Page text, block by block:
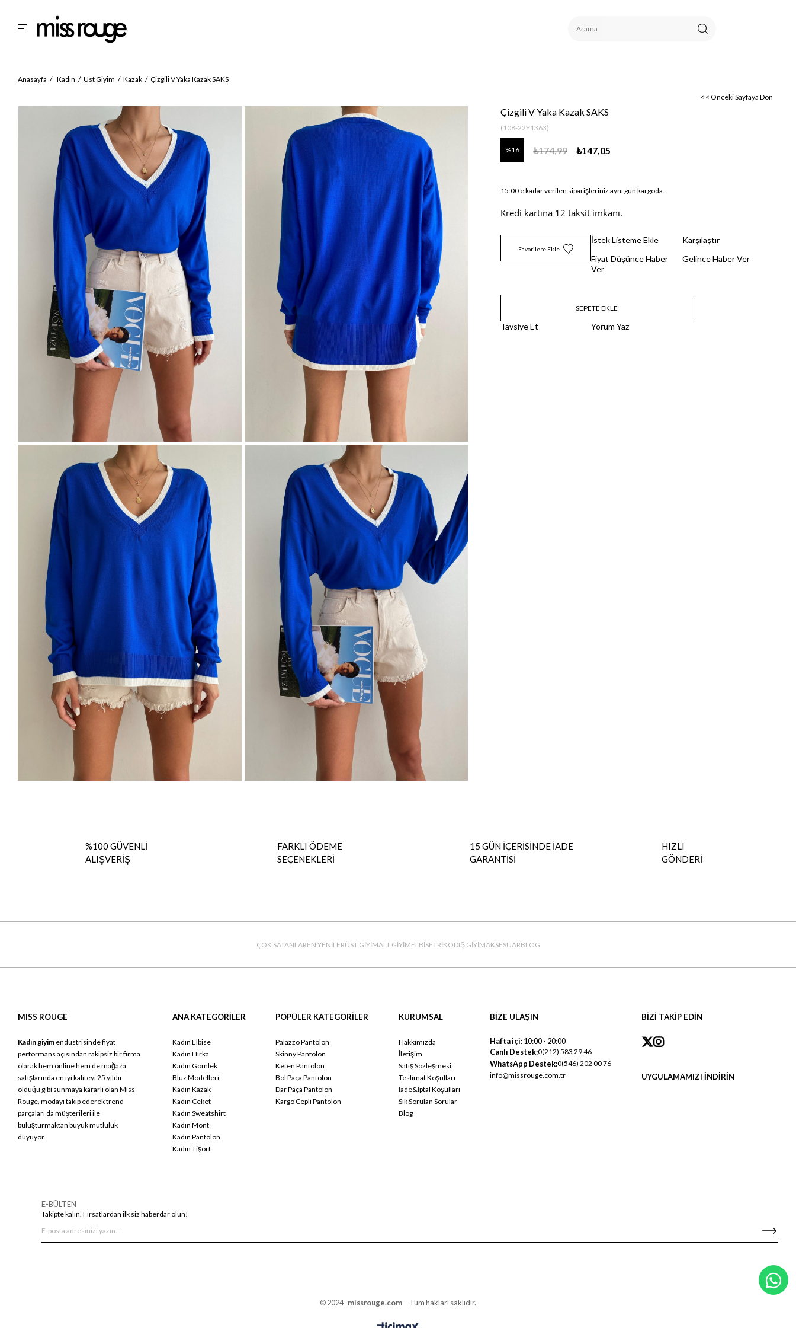
Anasayfa Kadın Üst Giyim Kazak
Çizgili V Yaka Kazak SAKS
< < Önceki Sayfaya Dön
Çizgili V Yaka Kazak SAKS
(108-22Y1363)
16 ₺174,99 ₺147,05
15:00 e kadar verilen siparişleriniz aynı gün kargoda.
Kredi kartına 12 taksit imkanı.
Favorilere Ekle
İstek Listeme Ekle
Karşılaştır
Fiyat Düşünce Haber
Ver
Gelince Haber Ver
Tavsiye Et Yorum Yaz
%100 GÜVENLİ
ALIŞVERİŞ
FARKLI ÖDEME
SEÇENEKLERİ
15 GÜN İÇERİSİNDE İADE
GARANTİSİ
HIZLI
GÖNDERİ
ÇOK SATANLAREN YENİLERÜST GİYİMALT GİYİMELBİSETRİKODIŞ GİYİMAKSESUARBLOG
MISS ROUGE
Kadın giyim endüstrisinde fiyat
performans açısından rakipsiz bir firma
olarak hem online hem de mağaza
satışlarında en iyi kaliteyi 25 yıldır
olduğu gibi sunmaya kararlı olan Miss
Rouge, modayı takip ederek trend
parçaları da müşterileri ile
buluşturmaktan büyük mutluluk
duyuyor.
ANA KATEGORİLER
Kadın Elbise
Kadın Hırka
Kadın Gömlek
Bluz Modelleri
Kadın Kazak
Kadın Ceket
Kadın Sweatshirt
Kadın Mont
Kadın Pantolon
Kadın Tişört
POPÜLER KATEGORİLER
Palazzo Pantolon
Skinny Pantolon
Keten Pantolon
Bol Paça Pantolon
Dar Paça Pantolon
Kargo Cepli Pantolon
KURUMSAL
Hakkımızda
İletişim
Satış Sözleşmesi
Teslimat Koşulları
İade&İptal Koşulları
Sık Sorulan Sorular
Blog
BİZE ULAŞIN
Hafta içi:10:00 - 20:00
Canlı Destek:0(212) 583 29 46
WhatsApp Destek:0(546) 202 00 76
info@missrouge.com.tr
BİZİ TAKİP EDİN
UYGULAMAMIZI İNDİRİN
E-BÜLTEN
Takipte kalın. Fırsatlardan ilk siz haberdar olun!
© 2024 missrouge.com - Tüm hakları saklıdır.